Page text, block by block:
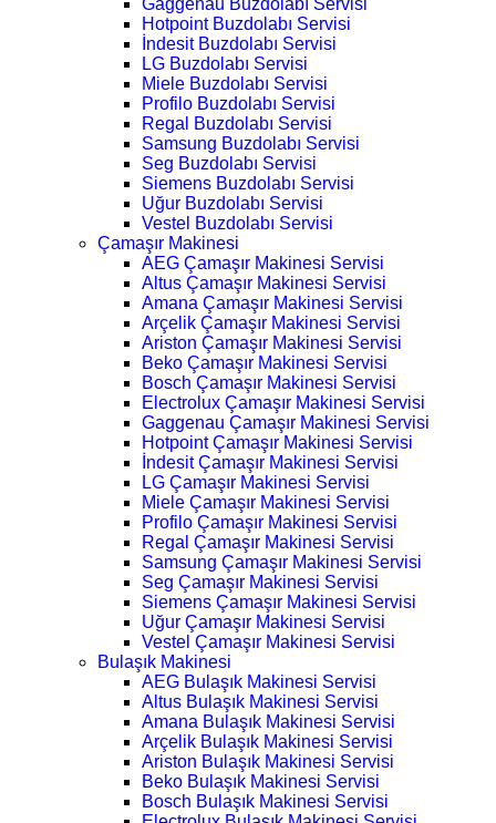
Hotpoint Buzdolabı Servisi
İndesit Buzdolabı Servisi
LG Buzdolabı Servisi
Miele Buzdolabı Servisi
Profilo Buzdolabı Servisi
Regal Buzdolabı Servisi
Samsung Buzdolabı Servisi
Seg Buzdolabı Servisi
Siemens Buzdolabı Servisi
Uğur Buzdolabı Servisi
Vestel Buzdolabı Servisi
Çamaşır Makinesi
AEG Çamaşır Makinesi Servisi
Altus Çamaşır Makinesi Servisi
Amana Çamaşır Makinesi Servisi
Arçelik Çamaşır Makinesi Servisi
Ariston Çamaşır Makinesi Servisi
Beko Çamaşır Makinesi Servisi
Bosch Çamaşır Makinesi Servisi
Electrolux Çamaşır Makinesi Servisi
Gaggenau Çamaşır Makinesi Servisi
Hotpoint Çamaşır Makinesi Servisi
İndesit Çamaşır Makinesi Servisi
LG Çamaşır Makinesi Servisi
Miele Çamaşır Makinesi Servisi
Profilo Çamaşır Makinesi Servisi
Regal Çamaşır Makinesi Servisi
Samsung Çamaşır Makinesi Servisi
Seg Çamaşır Makinesi Servisi
Siemens Çamaşır Makinesi Servisi
Uğur Çamaşır Makinesi Servisi
Vestel Çamaşır Makinesi Servisi
Bulaşık Makinesi
AEG Bulaşık Makinesi Servisi
Altus Bulaşık Makinesi Servisi
Amana Bulaşık Makinesi Servisi
Arçelik Bulaşık Makinesi Servisi
Ariston Bulaşık Makinesi Servisi
Beko Bulaşık Makinesi Servisi
Bosch Bulaşık Makinesi Servisi